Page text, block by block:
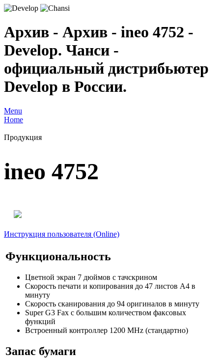
Архив - Архив - ineo 4752 -
Develop. Чанси -
официальный дистрибьютер
Develop в России.
Menu
Home
Продукция
ineo 4752
Инструкция пользователя (Online)
Функциональность
Цветной экран 7 дюймов с тачскрином
Скорость печати и копирования до 47 листов А4 в
минуту
Скорость сканирования до 94 оригиналов в минуту
Super G3 Fax с большим количеством факсовых
функций
Встроенный контроллер 1200 MHz (стандартно)
Запас бумаги